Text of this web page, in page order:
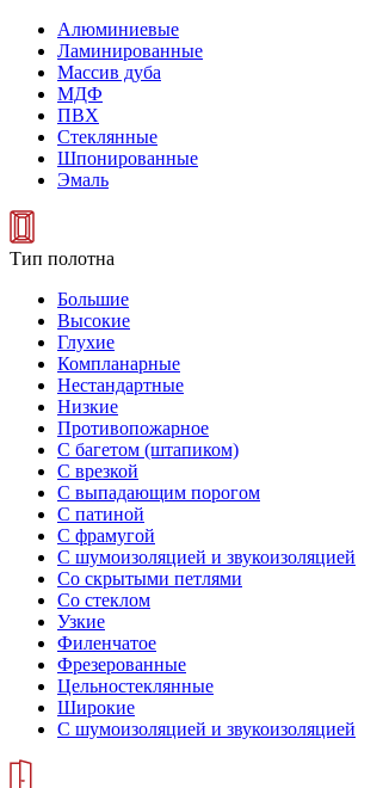
Алюминиевые
Ламинированные
Массив дуба
МДФ
ПВХ
Стеклянные
Шпонированные
Эмаль
Тип полотна
Большие
Высокие
Глухие
Компланарные
Нестандартные
Низкие
Противопожарное
С багетом (штапиком)
С врезкой
С выпадающим порогом
С патиной
С фрамугой
С шумоизоляцией и звукоизоляцией
Со скрытыми петлями
Со стеклом
Узкие
Филенчатое
Фрезерованные
Цельностеклянные
Широкие
С шумоизоляцией и звукоизоляцией